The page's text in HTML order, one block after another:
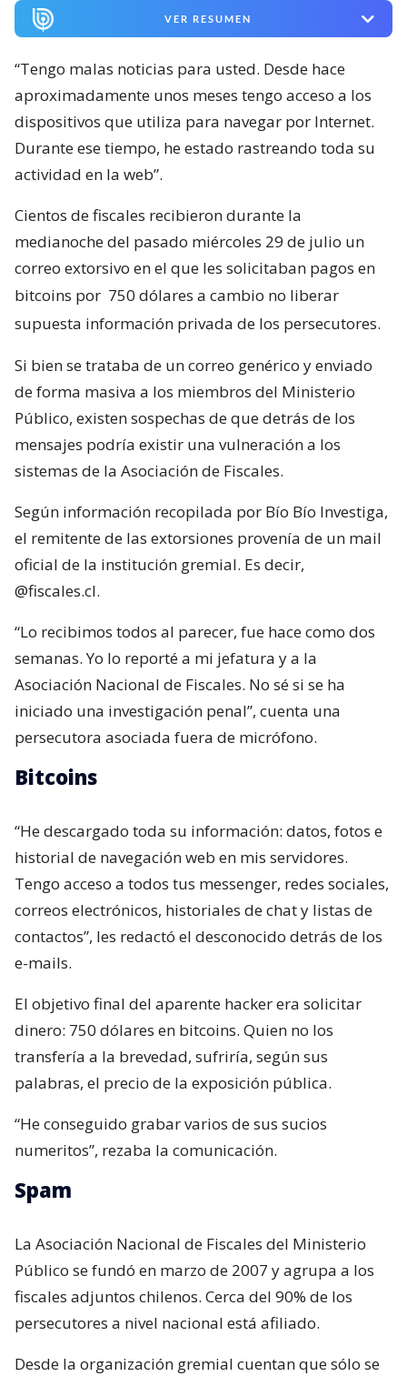
VER RESUMEN
“Tengo malas noticias para usted. Desde hace
aproximadamente unos meses tengo acceso a los
dispositivos que utiliza para navegar por Internet.
Durante ese tiempo, he estado rastreando toda su
actividad en la web”.
Cientos de fiscales recibieron durante la
medianoche del pasado miércoles 29 de julio un
correo extorsivo en el que les solicitaban pagos en
bitcoins por 750 dólares a cambio no liberar
supuesta información privada de los persecutores.
Si bien se trataba de un correo genérico y enviado
de forma masiva a los miembros del Ministerio
Público, existen sospechas de que detrás de los
mensajes podría existir una vulneración a los
sistemas de la Asociación de Fiscales.
Según información recopilada por Bío Bío Investiga,
el remitente de las extorsiones provenía de un mail
oficial de la institución gremial. Es decir,
@fiscales.cl.
“Lo recibimos todos al parecer, fue hace como dos
semanas. Yo lo reporté a mi jefatura y a la
Asociación Nacional de Fiscales. No sé si se ha
iniciado una investigación penal”, cuenta una
persecutora asociada fuera de micrófono.
Bitcoins
“He descargado toda su información: datos, fotos e
historial de navegación web en mis servidores.
Tengo acceso a todos tus messenger, redes sociales,
correos electrónicos, historiales de chat y listas de
contactos”, les redactó el desconocido detrás de los
e-mails.
El objetivo final del aparente hacker era solicitar
dinero: 750 dólares en bitcoins. Quien no los
transfería a la brevedad, sufriría, según sus
palabras, el precio de la exposición pública.
“He conseguido grabar varios de sus sucios
numeritos”, rezaba la comunicación.
Spam
La Asociación Nacional de Fiscales del Ministerio
Público se fundó en marzo de 2007 y agrupa a los
fiscales adjuntos chilenos. Cerca del 90% de los
persecutores a nivel nacional está afiliado.
Desde la organización gremial cuentan que sólo se